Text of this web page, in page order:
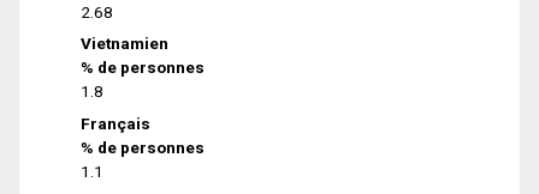
2.68
Vietnamien
% de personnes
1.8
Français
% de personnes
1.1